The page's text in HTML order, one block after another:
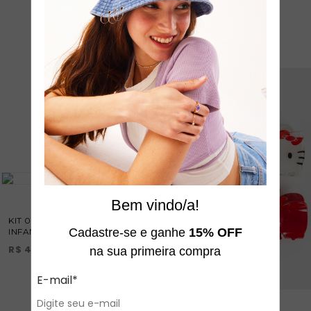
veja também
KIT 01 PIRANHA E 02 PRESILHAS
INFANTIS HELLO KITTY & FRIENDS
R$ 49,90 R$ 12,47
Bem vindo/a!
Cadastre-se e ganhe 15% OFF
na sua primeira compra
E-mail*